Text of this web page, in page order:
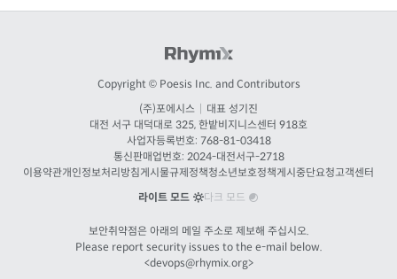
Copyright © Poesis Inc. and Contributors
(주)포에시스
대표 성기진
대전 서구 대덕대로 325, 한밭비지니스센터 918호
사업자등록번호: 768-81-03418
통신판매업번호: 2024-대전서구-2718
이용약관개인정보처리방침게시물규제정책청소년보호정책게시중단요청고객센터
라이트 모드
다크 모드
보안취약점은 아래의 메일 주소로 제보해 주십시오.
Please report security issues to the e-mail below.
<devops@rhymix.org>